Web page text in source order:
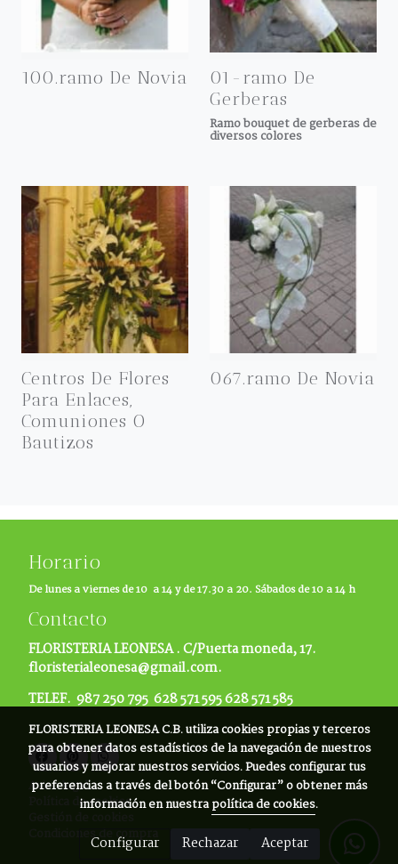
100.ramo De Novia
01-ramo De
Gerberas
Ramo bouquet de gerberas de
diversos colores
Centros De Flores
Para Enlaces,
Comuniones O
Bautizos
067.ramo De Novia
Horario
De lunes a viernes de 10 a 14 y de 17.30 a 20. Sábados de 10 a 14 h
Contacto
FLORISTERIA LEONESA .C/Puerta moneda, 17.
floristerialeonesa@gmail.com.
TELEF. 987 250 795 628 571 595 628 571 585
Aviso legal
Política de cookies
Condiciones de compra
FLORISTERIA LEONESA C.B.utiliza cookies propias y terceros
para obtener datos estadísticos de la navegación de nuestros
usuarios y mejorar nuestros servicios. Puedes configurar tus
preferencias a través del botón “Configurar” o obtener más
información en nuestrapolítica de cookies.
Configurar Rechazar Aceptar